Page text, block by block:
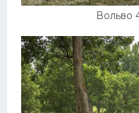
Вольво
МАЗ
Сузуки
Мерседес